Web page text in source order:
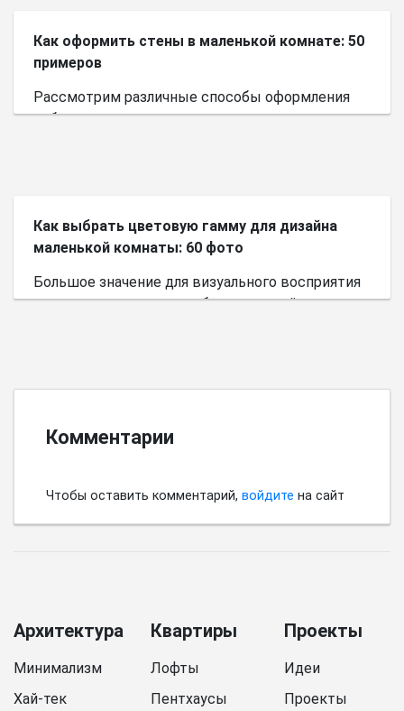
Как оформить стены в маленькой комнате: 50
примеров
Рассмотрим различные способы оформления
небольшого пространства.
Как выбрать цветовую гамму для дизайна
маленькой комнаты: 60 фото
Большое значение для визуального восприятия
пространства имеет выбор цветовой палитры.
Комментарии
Чтобы оставить комментарий, войдите на сайт
Архитектура
Минимализм
Хай-тек
Квартиры
Лофты
Пентхаусы
Проекты
Идеи
Проекты